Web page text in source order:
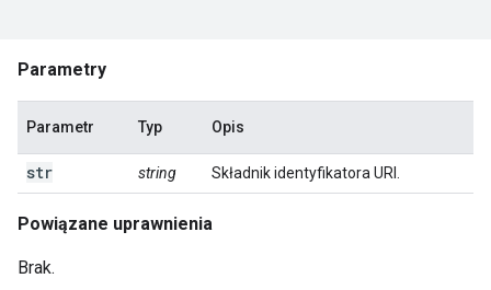
Parametry
Parametr Typ Opis
str string Składnik identyfikatora URI.
Powiązane uprawnienia
Brak.